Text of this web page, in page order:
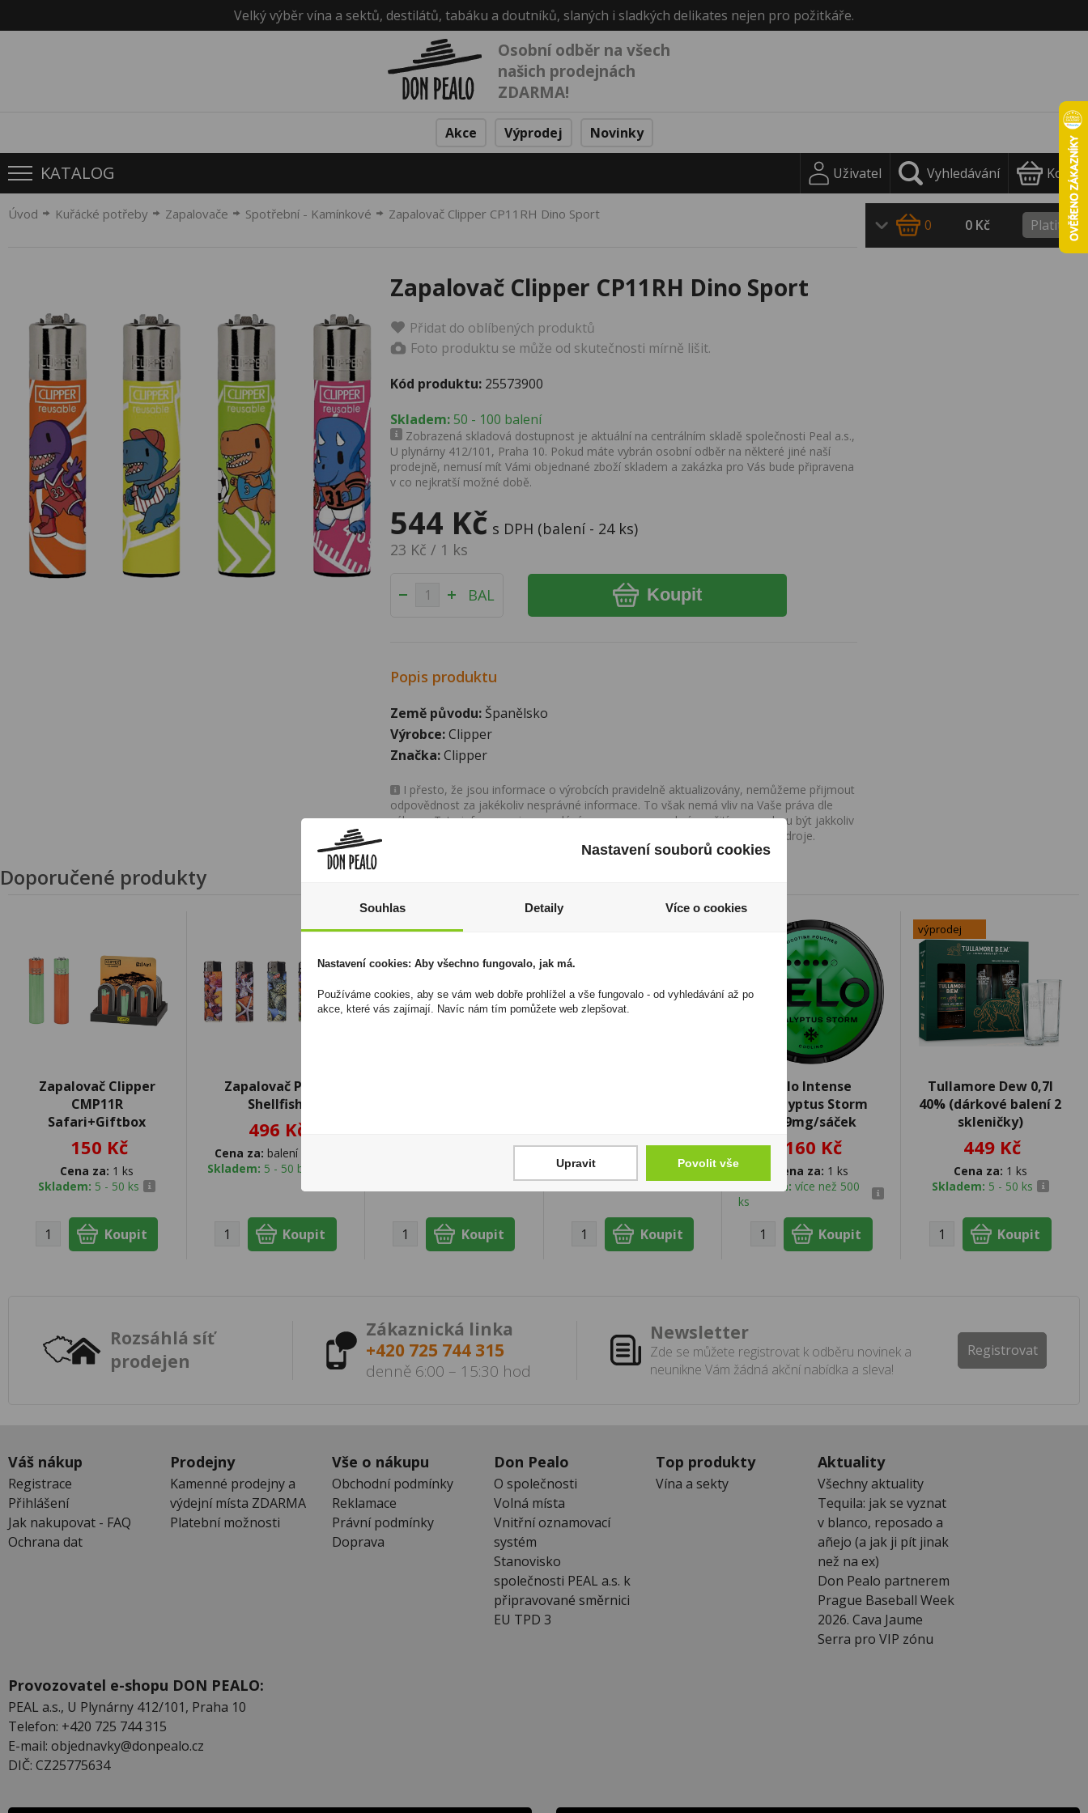
Velký výběr vína a sektů, destilátů, tabáku a doutníků, slaných i sladkých delikates nejen pro požitkáře.
Osobní odběr na všech
našich prodejnách
ZDARMA!
Akce Výprodej Novinky
KATALOG Uživatel Vyhledávání Košík
Úvod Kuřácké potřeby Zapalovače Spotřební - Kamínkové Zapalovač Clipper CP11RH Dino Sport
Zapalovač Clipper CP11RH Dino Sport
Přidat do oblíbených produktů
Foto produktu se může od skutečnosti mírně lišit.
Kód produktu: 25573900
Skladem:50 - 100 balení
Zobrazená skladová dostupnost je aktuální na centrálním skladě společnosti Peal a.s.,
U plynárny 412/101, Praha 10. Pokud máte vybrán osobní odběr na některé jiné naší
prodejně, nemusí mít Vámi objednané zboží skladem a zakázka pro Vás bude připravena
v co nejkratší možné době.
544 Kč s DPH (balení - 24 ks)
23 Kč / 1 ks
BAL Koupit
Popis produktu
Země původu: Španělsko
Výrobce:Clipper
Značka:Clipper
I přesto, že jsou informace o výrobcích pravidelně aktualizovány, nemůžeme přijmout
odpovědnost za jakékoliv nesprávné informace. To však nemá vliv na Vaše práva dle
zákona. Tyto informace jsou podávány pouze pro osobní použití a nemohou být jakkoliv
kopírovány bez předchozího souhlasu DonPealo ani bez řádného uvedení zdroje.
0 0 Kč Platit
Doporučené produkty
Zapalovač Clipper
CMP11R
Safari+Giftbox
150 Kč
Cena za: 1 ks
Skladem: 5 - 50 ks
Zapalovač PROF
Shellfish
496 Kč
Cena za: balení (50 ks)
Skladem: 5 - 50 balení
Skladem:
50 - 100 ks
Velo Intense
Eucalyptus Storm
10,9mg/sáček
160 Kč
Cena za: 1 ks
Skladem:více než 500
ks
výprodej
Tullamore Dew 0,7l
40% (dárkové balení 2
skleničky)
449 Kč
Cena za: 1 ks
Skladem: 5 - 50 ks
Rozsáhlá síť
prodejen
Zákaznická linka
+420 725 744 315
denně 6:00 – 15:30 hod
Newsletter
Zde se můžete registrovat k odběru novinek a
neunikne Vám žádná akční nabídka a sleva!
Registrovat
Váš nákup
Registrace
Přihlášení
Jak nakupovat - FAQ
Ochrana dat
Prodejny
Kamenné prodejny a
výdejní místa ZDARMA
Platební možnosti
Vše o nákupu
Obchodní podmínky
Reklamace
Právní podmínky
Doprava
Don Pealo
O společnosti
Volná místa
Vnitřní oznamovací
systém
Stanovisko
společnosti PEAL a.s. k
připravované směrnici
EU TPD 3
Top produkty
Vína a sekty
Aktuality
Všechny aktuality
Tequila: jak se vyznat
v blanco, reposado a
añejo (a jak ji pít jinak
než na ex)
Don Pealo partnerem
Prague Baseball Week
2026. Cava Jaume
Serra pro VIP zónu
Provozovatel e-shopu DON PEALO:
PEAL a.s., U Plynárny 412/101, Praha 10
Telefon: +420 725 744 315
E-mail: objednavky@donpealo.cz
DIČ: CZ25775634
Nastavení souborů cookies
Souhlas Detaily Více o cookies
Nastavení cookies: Aby všechno fungovalo, jak má.
Používáme cookies, aby se vám web dobře prohlížel a vše fungovalo - od vyhledávání až po
akce, které vás zajímají. Navíc nám tím pomůžete web zlepšovat.
Upravit Povolit vše